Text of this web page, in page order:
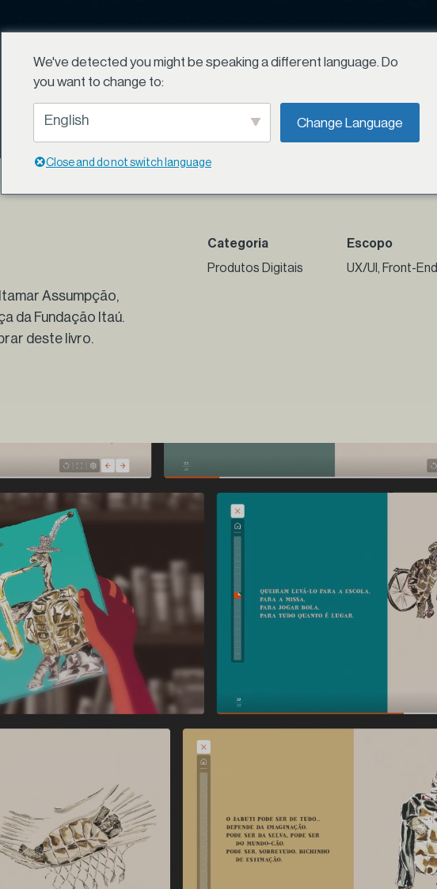
Assumpção,
da Fundação Itaú.
deste livro.
Categoria
Produtos Digitais
Escopo
UX/UI, Front-End
We've detected you might be speaking a different language. Do
you want to change to:
English Change Language
Close and do not switch language